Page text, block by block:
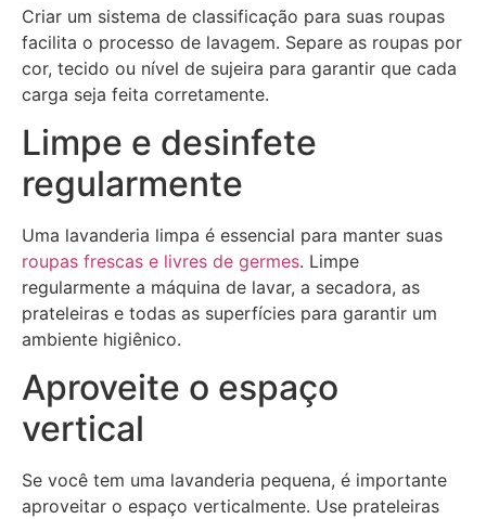
Criar um sistema de classificação para suas roupas
facilita o processo de lavagem. Separe as roupas por
cor, tecido ou nível de sujeira para garantir que cada
carga seja feita corretamente.
Limpe e desinfete
regularmente
Uma lavanderia limpa é essencial para manter suas
roupas frescas e livres de germes. Limpe
regularmente a máquina de lavar, a secadora, as
prateleiras e todas as superfícies para garantir um
ambiente higiênico.
Aproveite o espaço
vertical
Se você tem uma lavanderia pequena, é importante
aproveitar o espaço verticalmente. Use prateleiras